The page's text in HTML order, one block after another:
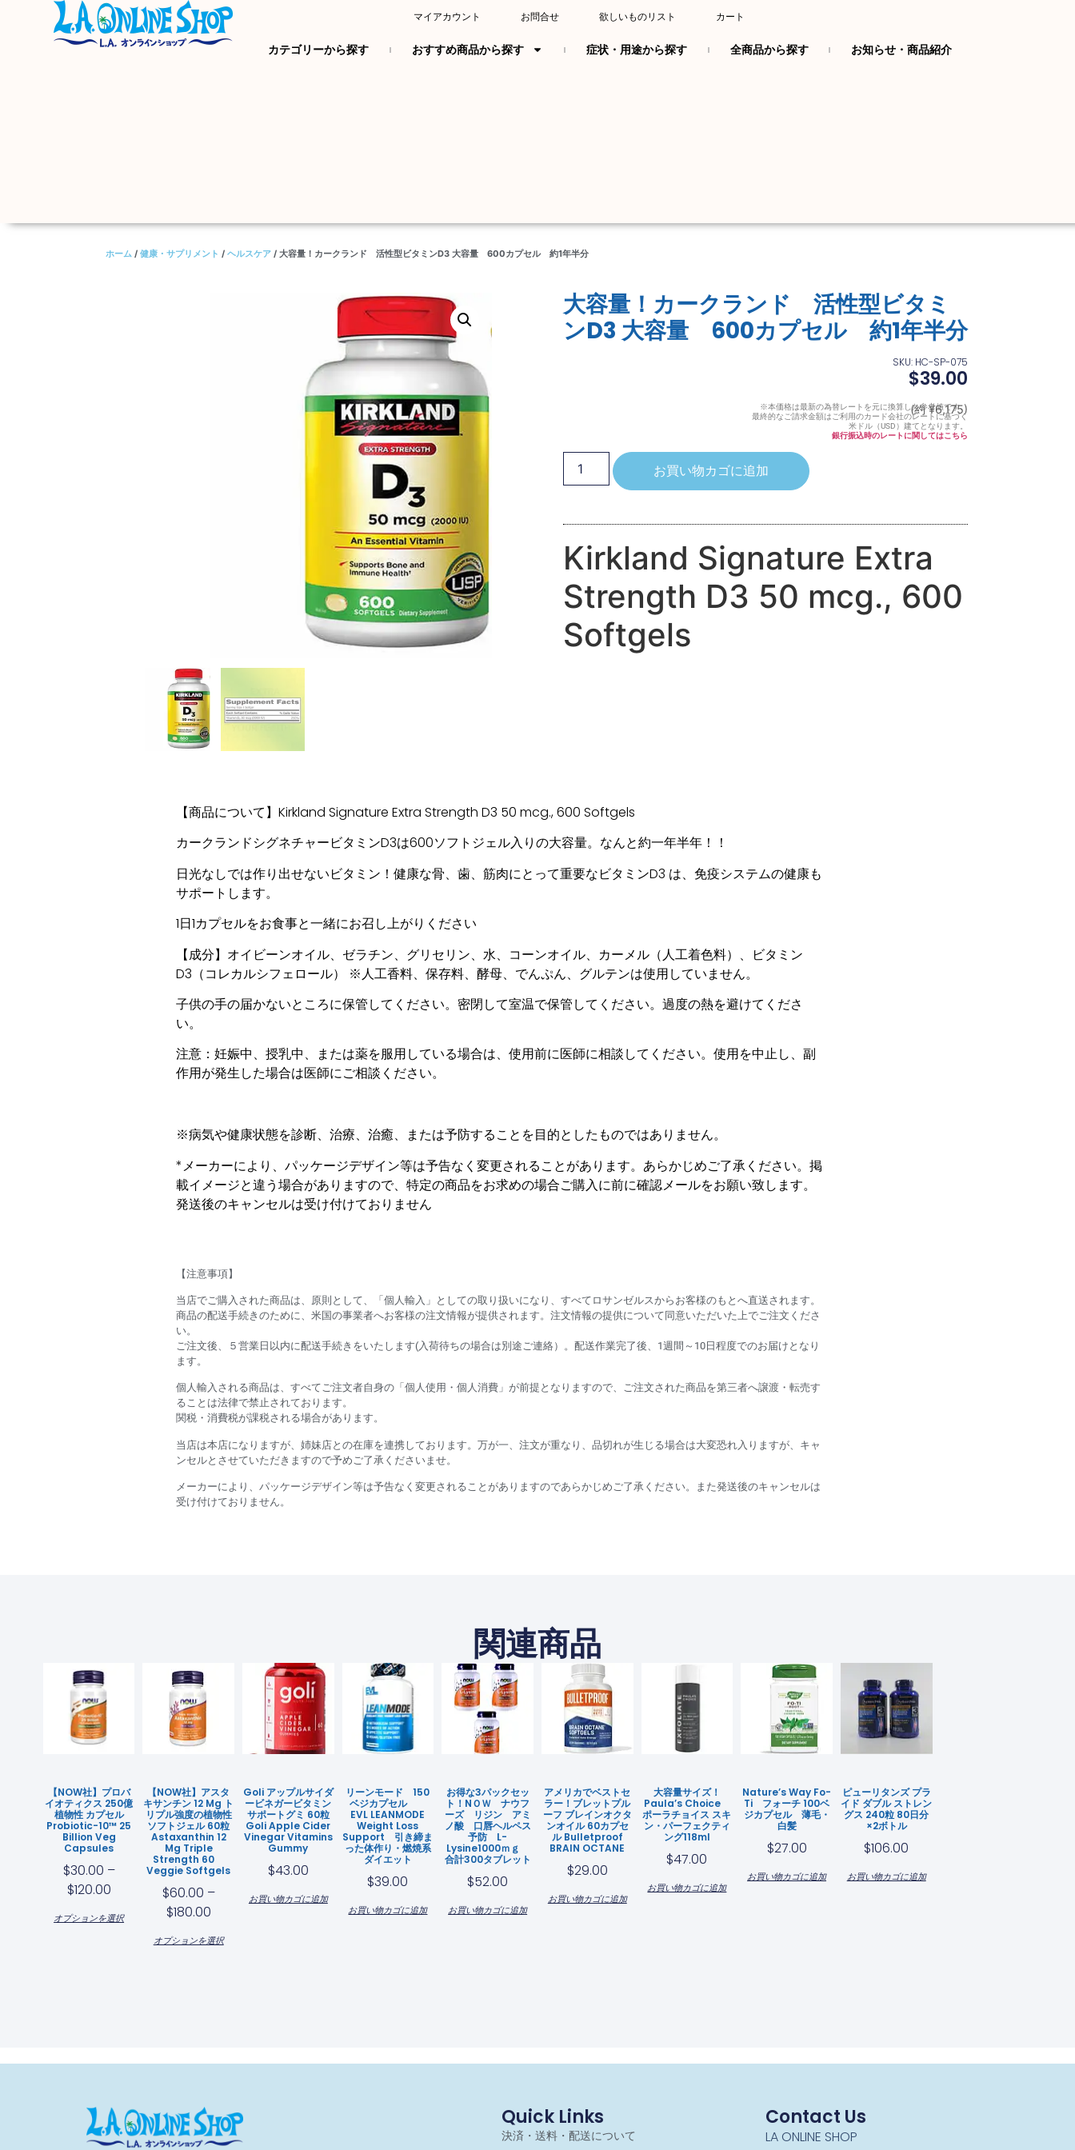
マイアカウント お問合せ 欲しいものリスト カート
カテゴリーから探す おすすめ商品から探す 症状・用途から探す 全商品から探す お知らせ・商品紹介
ホーム / 健康・サプリメント / ヘルスケア / 大容量！カークランド 活性型ビタミンD3 大容量 600カプセル 約1年半分
大容量！カークランド 活性型ビタミ
ンD3 大容量 600カプセル 約1年半分
SKU: HC-SP-075
$39.00
(約 ¥6,175)
※本価格は最新の為替レートを元に換算した参考値です。
最終的なご請求金額はご利用のカード会社のレートに基づく
米ドル（USD）建てとなります。
銀行振込時のレートに関してはこちら
お買い物カゴに追加
Kirkland Signature Extra
Strength D3 50 mcg., 600
Softgels
【商品について】Kirkland Signature Extra Strength D3 50 mcg., 600 Softgels
カークランドシグネチャービタミンD3は600ソフトジェル入りの大容量。なんと約一年半年！！
日光なしでは作り出せないビタミン！健康な骨、歯、筋肉にとって重要なビタミンD3 は、免疫システムの健康も
サポートします。
1日1カプセルをお食事と一緒にお召し上がりください
【成分】オイビーンオイル、ゼラチン、グリセリン、水、コーンオイル、カーメル（人工着色料）、ビタミン
D3（コレカルシフェロール） ※人工香料、保存料、酵母、でんぷん、グルテンは使用していません。
子供の手の届かないところに保管してください。密閉して室温で保管してください。過度の熱を避けてくださ
い。
注意：妊娠中、授乳中、または薬を服用している場合は、使用前に医師に相談してください。使用を中止し、副
作用が発生した場合は医師にご相談ください。
※病気や健康状態を診断、治療、治癒、または予防することを目的としたものではありません。
*メーカーにより、パッケージデザイン等は予告なく変更されることがあります。あらかじめご了承ください。掲
載イメージと違う場合がありますので、特定の商品をお求めの場合ご購入に前に確認メールをお願い致します。
発送後のキャンセルは受け付けておりません
【注意事項】
当店でご購入された商品は、原則として、「個人輸入」としての取り扱いになり、すべてロサンゼルスからお客様のもとへ直送されます。
商品の配送手続きのために、米国の事業者へお客様の注文情報が提供されます。注文情報の提供について同意いただいた上でご注文くださ
い。
ご注文後、５営業日以内に配送手続きをいたします(入荷待ちの場合は別途ご連絡）。配送作業完了後、1週間～10日程度でのお届けとなり
ます。
個人輸入される商品は、すべてご注文者自身の「個人使用・個人消費」が前提となりますので、ご注文された商品を第三者へ譲渡・転売す
ることは法律で禁止されております。
関税・消費税が課税される場合があります。
当店は本店になりますが、姉妹店との在庫を連携しております。万が一、注文が重なり、品切れが生じる場合は大変恐れ入りますが、キャ
ンセルとさせていただきますので予めご了承くださいませ。
メーカーにより、パッケージデザイン等は予告なく変更されることがありますのであらかじめご了承ください。また発送後のキャンセルは
受け付けておりません。
関連商品
【NOW社】プロバ
イオティクス 250億
植物性 カプセル
Probiotic-10™ 25
Billion Veg
Capsules
$30.00 –
$120.00
オプションを選択
【NOW社】アスタ
キサンチン 12 Mg ト
リプル強度の植物性
ソフトジェル 60粒
Astaxanthin 12
Mg Triple
Strength 60
Veggie Softgels
$60.00 –
$180.00
オプションを選択
Goli アップルサイダ
ービネガービタミン
サポートグミ 60粒
Goli Apple Cider
Vinegar Vitamins
Gummy
$43.00
お買い物カゴに追加
リーンモード 150
ベジカプセル
EVL LEANMODE
Weight Loss
Support 引き締ま
った体作り・燃焼系
ダイエット
$39.00
お買い物カゴに追加
お得な3パックセッ
ト！NＯＷ ナウフ
ーズ リジン アミ
ノ酸 口唇ヘルペス
予防 L-
Lysine1000ｍｇ
合計300タブレット
$52.00
お買い物カゴに追加
アメリカでベストセ
ラー！ブレットプル
ーフ ブレインオクタ
ンオイル 60カプセ
ル Bulletproof
BRAIN OCTANE
$29.00
お買い物カゴに追加
大容量サイズ！
Paula’s Choice
ポーラチョイス スキ
ン・パーフェクティ
ング118ml
$47.00
お買い物カゴに追加
Nature’s Way Fo-
Ti フォーチ 100ベ
ジカプセル 薄毛・
白髪
$27.00
お買い物カゴに追加
ピューリタンズ プラ
イド ダブル ストレン
グス 240粒 80日分
×2ボトル
$106.00
お買い物カゴに追加
Quick Links
決済・送料・配送について
Contact Us
LA ONLINE SHOP